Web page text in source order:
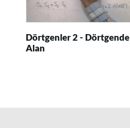
Dörtgenler 2 - Dörtgende
Alan